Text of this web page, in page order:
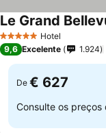
5 Estrelas Hotel
Le Grand
9,6 Excelente 1.924
De € 627
Consulte os preços